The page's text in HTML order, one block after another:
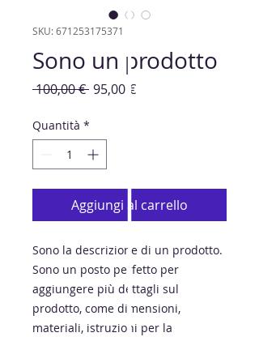
SKU: 671253175371
Sono un prodotto
100,00 € Prezzo
95,00 €Prezzo
Quantità *
Aggiungi al carrello
Sono la descrizione di un prodotto.
Sono un posto perfetto per
aggiungere più dettagli sul
prodotto, come dimensioni,
materiali, istruzioni per la